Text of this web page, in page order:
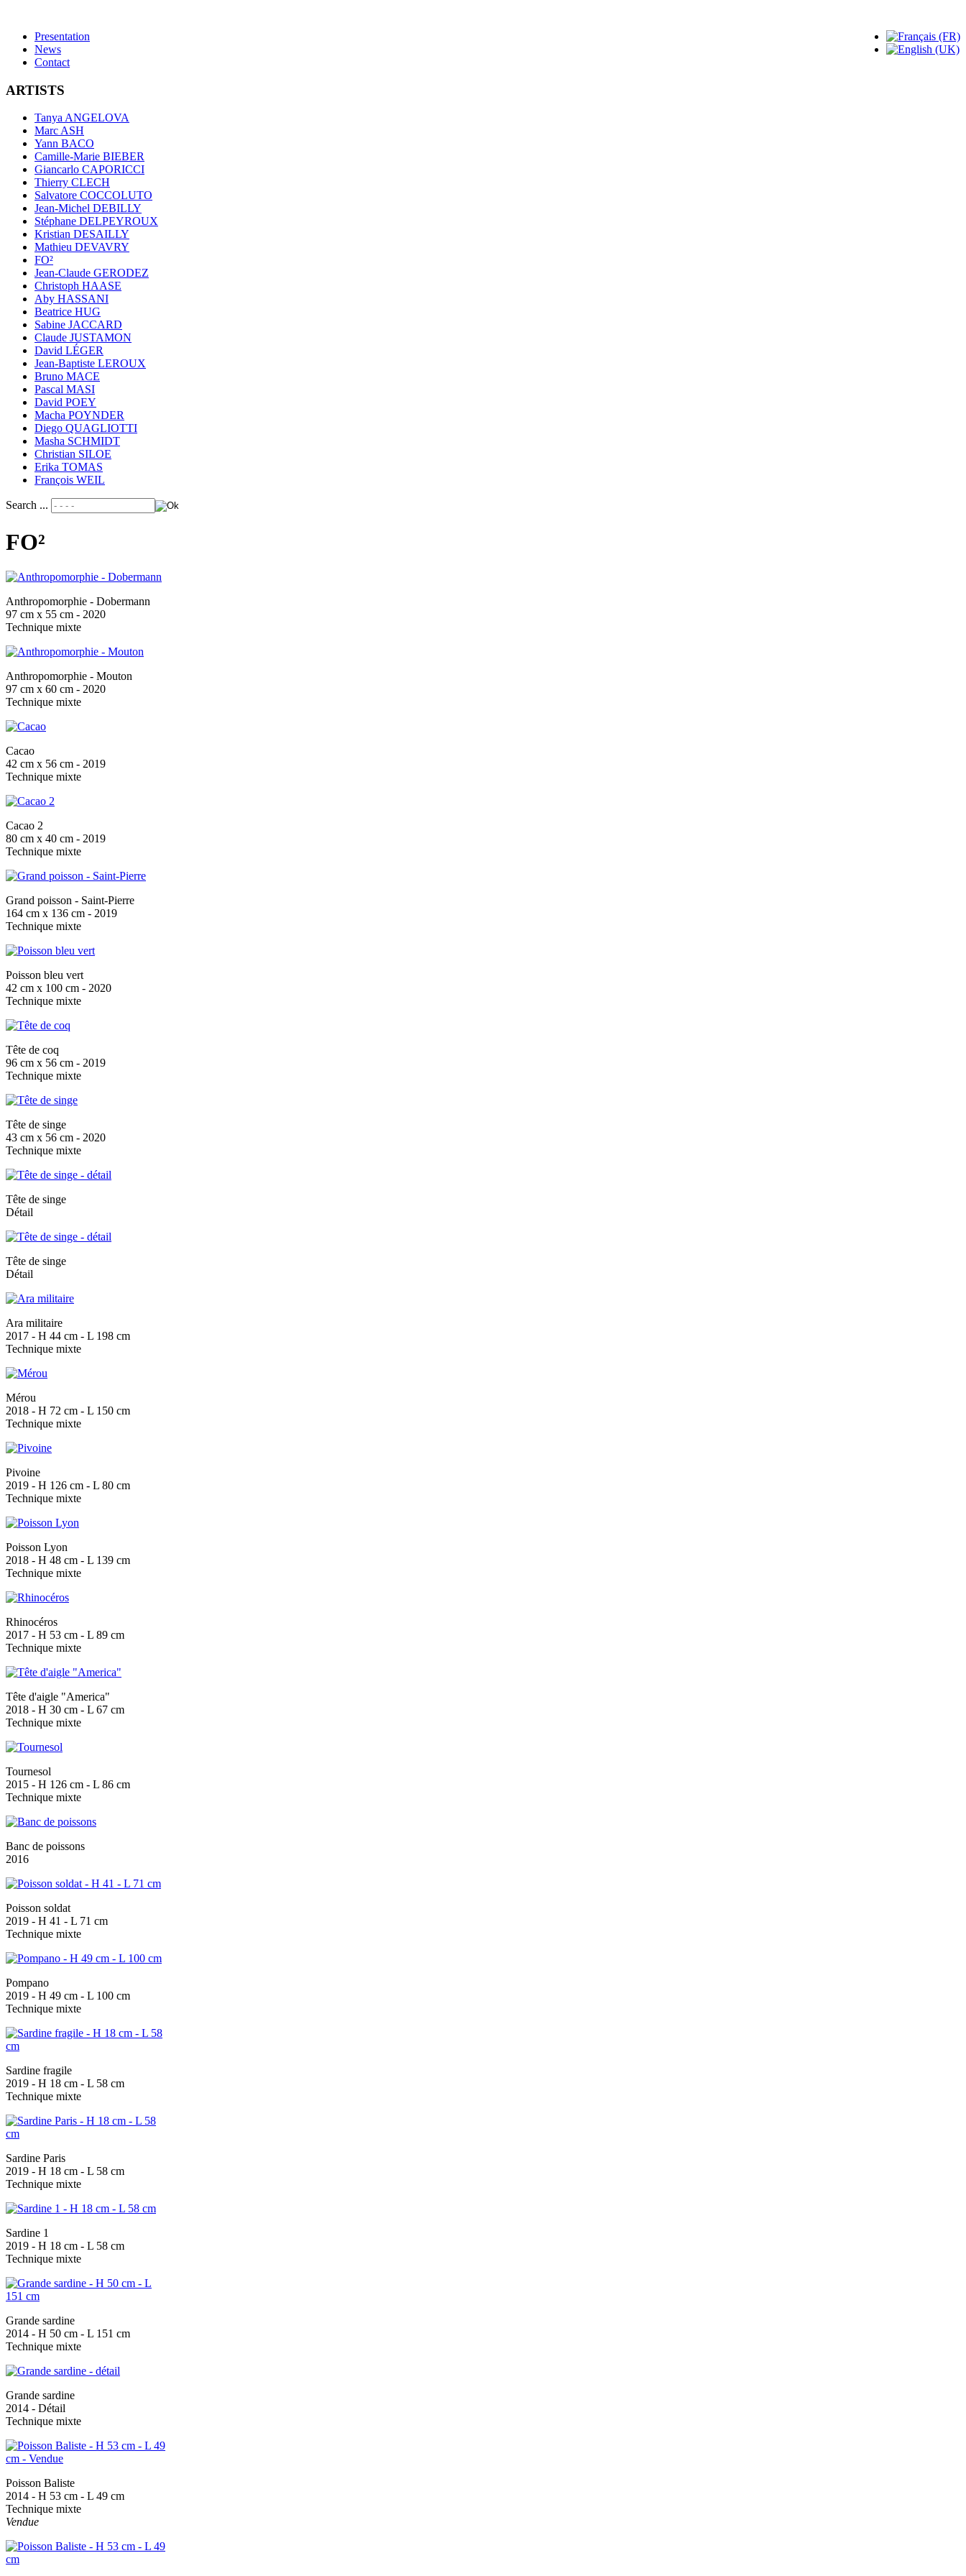
Presentation
News
Contact
ARTISTS
Tanya ANGELOVA
Marc ASH
Yann BACO
Camille-Marie BIEBER
Giancarlo CAPORICCI
Thierry CLECH
Salvatore COCCOLUTO
Jean-Michel DEBILLY
Stéphane DELPEYROUX
Kristian DESAILLY
Mathieu DEVAVRY
FO²
Jean-Claude GERODEZ
Christoph HAASE
Aby HASSANI
Beatrice HUG
Sabine JACCARD
Claude JUSTAMON
David LÉGER
Jean-Baptiste LEROUX
Bruno MACE
Pascal MASI
David POEY
Macha POYNDER
Diego QUAGLIOTTI
Masha SCHMIDT
Christian SILOE
Erika TOMAS
François WEIL
Search ...
FO²
Anthropomorphie - Dobermann
97 cm x 55 cm - 2020
Technique mixte
Anthropomorphie - Mouton
97 cm x 60 cm - 2020
Technique mixte
Cacao
42 cm x 56 cm - 2019
Technique mixte
Cacao 2
80 cm x 40 cm - 2019
Technique mixte
Grand poisson - Saint-Pierre
164 cm x 136 cm - 2019
Technique mixte
Poisson bleu vert
42 cm x 100 cm - 2020
Technique mixte
Tête de coq
96 cm x 56 cm - 2019
Technique mixte
Tête de singe
43 cm x 56 cm - 2020
Technique mixte
Tête de singe
Détail
Tête de singe
Détail
Ara militaire
2017 - H 44 cm - L 198 cm
Technique mixte
Mérou
2018 - H 72 cm - L 150 cm
Technique mixte
Pivoine
2019 - H 126 cm - L 80 cm
Technique mixte
Poisson Lyon
2018 - H 48 cm - L 139 cm
Technique mixte
Rhinocéros
2017 - H 53 cm - L 89 cm
Technique mixte
Tête d'aigle "America"
2018 - H 30 cm - L 67 cm
Technique mixte
Tournesol
2015 - H 126 cm - L 86 cm
Technique mixte
Banc de poissons
2016
Poisson soldat
2019 - H 41 - L 71 cm
Technique mixte
Pompano
2019 - H 49 cm - L 100 cm
Technique mixte
Sardine fragile
2019 - H 18 cm - L 58 cm
Technique mixte
Sardine Paris
2019 - H 18 cm - L 58 cm
Technique mixte
Sardine 1
2019 - H 18 cm - L 58 cm
Technique mixte
Grande sardine
2014 - H 50 cm - L 151 cm
Technique mixte
Grande sardine
2014 - Détail
Technique mixte
Poisson Baliste
2014 - H 53 cm - L 49 cm
Technique mixte
Vendue